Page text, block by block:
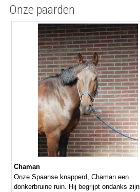
Onze paarden
Chaman
Onze Spaanse knapperd, Chaman een
donkerbruine ruin. Hij begrijpt ondanks zijn